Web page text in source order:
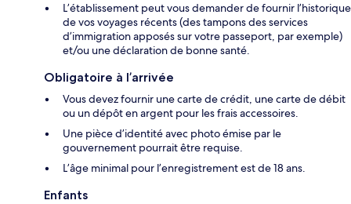
L’établissement peut vous demander de fournir l’historique
de vos voyages récents (des tampons des services
d’immigration apposés sur votre passeport, par exemple)
et/ou une déclaration de bonne santé.
Obligatoire à l’arrivée
Vous devez fournir une carte de crédit, une carte de débit
ou un dépôt en argent pour les frais accessoires.
Une pièce d’identité avec photo émise par le
gouvernement pourrait être requise.
L’âge minimal pour l’enregistrement est de 18 ans.
Enfants